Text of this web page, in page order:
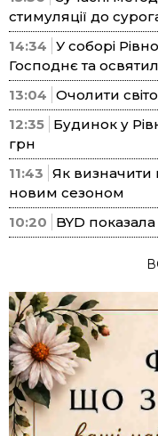
стимуляції до
14:34 У соборі
Господнє та
13:04 Очолити
12:35 Будинок у
грн
11:43 Як визначити
новим сезоном
10:20
BYD